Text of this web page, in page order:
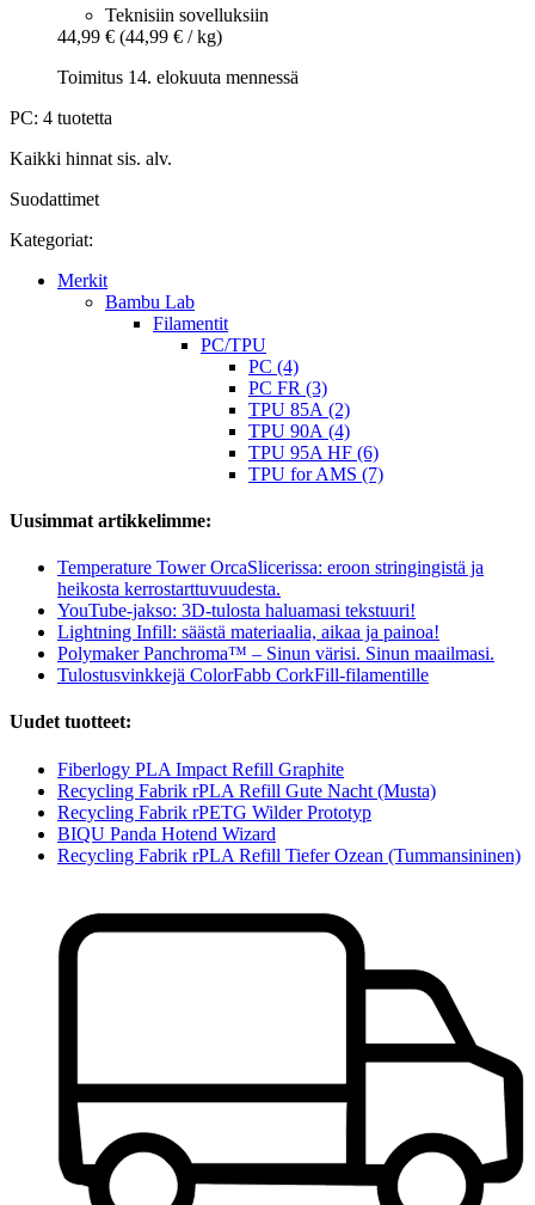
Teknisiin sovelluksiin
44,99 € (44,99 € / kg)
Toimitus 14. elokuuta mennessä
PC: 4 tuotetta
Kaikki hinnat sis. alv.
Suodattimet
Kategoriat:
Merkit
Bambu Lab
Filamentit
PC/TPU
PC (4)
PC FR (3)
TPU 85A (2)
TPU 90A (4)
TPU 95A HF (6)
TPU for AMS (7)
Uusimmat artikkelimme:
Temperature Tower OrcaSlicerissa: eroon stringingistä ja
heikosta kerrostarttuvuudesta.
YouTube-jakso: 3D-tulosta haluamasi tekstuuri!
Lightning Infill: säästä materiaalia, aikaa ja painoa!
Polymaker Panchroma™ – Sinun värisi. Sinun maailmasi.
Tulostusvinkkejä ColorFabb CorkFill-filamentille
Uudet tuotteet:
Fiberlogy PLA Impact Refill Graphite
Recycling Fabrik rPLA Refill Gute Nacht (Musta)
Recycling Fabrik rPETG Wilder Prototyp
BIQU Panda Hotend Wizard
Recycling Fabrik rPLA Refill Tiefer Ozean (Tummansininen)